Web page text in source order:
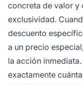
concreta de valor y
exclusividad.
descuento
a un precio
la acción
exactamente